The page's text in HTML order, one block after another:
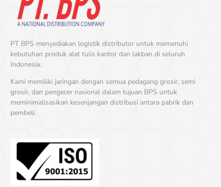
PT BPS menyediakan logistik distributor untuk memenuhi
kebutuhan produk alat tulis kantor dan lakban di seluruh
Indonesia.
Kami memiliki jaringan dengan semua pedagang grosir, semi
grosir, dan pengecer nasional dalam tujuan BPS untuk
meminimalisasikan kesenjangan distribusi antara pabrik dan
pembeli.